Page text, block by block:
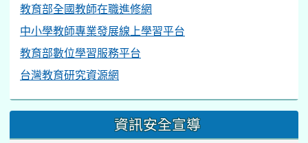
教育部全國教師在職進修網
中小學教師專業發展線上學習平台
教育部數位學習服務平台
台灣教育研究資源網
資訊安全宣導